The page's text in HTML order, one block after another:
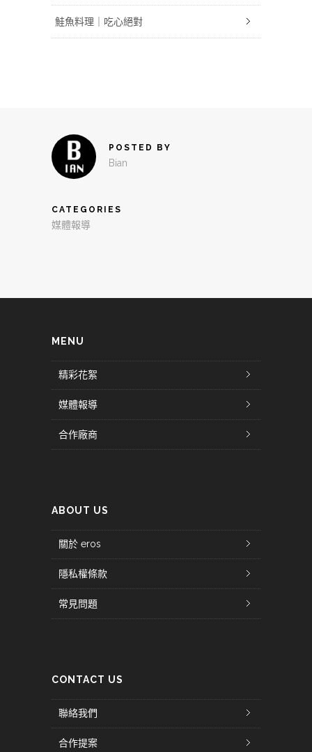
鮭魚料理｜吃心絕對
POSTED BY
Bian
CATEGORIES
媒體報導
MENU
精彩花絮
媒體報導
合作廠商
ABOUT US
關於 eros
隱私權條款
常見問題
CONTACT US
聯絡我們
合作提案